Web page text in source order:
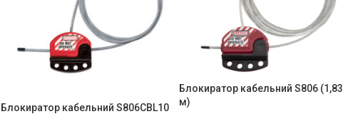
Блокиратор кабельний S806CBL10
Блокиратор кабельний S806 (1,83
м)